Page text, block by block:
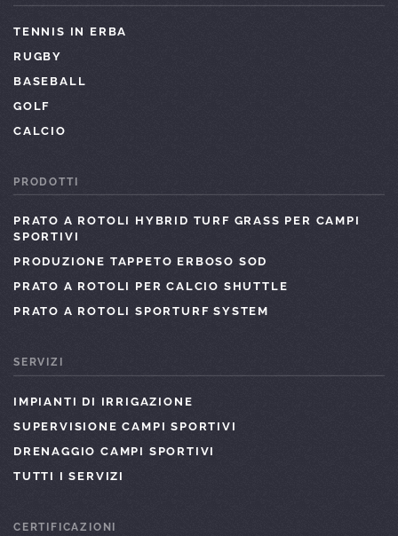
TENNIS IN ERBA
RUGBY
BASEBALL
GOLF
CALCIO
PRODOTTI
PRATO A ROTOLI HYBRID TURF GRASS PER CAMPI
SPORTIVI
PRODUZIONE TAPPETO ERBOSO SOD
PRATO A ROTOLI PER CALCIO SHUTTLE
PRATO A ROTOLI SPORTURF SYSTEM
SERVIZI
IMPIANTI DI IRRIGAZIONE
SUPERVISIONE CAMPI SPORTIVI
DRENAGGIO CAMPI SPORTIVI
TUTTI I SERVIZI
CERTIFICAZIONI